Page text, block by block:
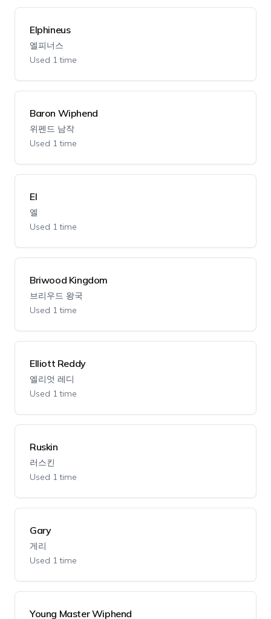
Elphineus
엘피너스
Used 1 time
Baron Wiphend
위펜드 남작
Used 1 time
El
엘
Used 1 time
Briwood Kingdom
브리우드 왕국
Used 1 time
Elliott Reddy
엘리엇 레디
Used 1 time
Ruskin
러스킨
Used 1 time
Gary
게리
Used 1 time
Young Master Wiphend